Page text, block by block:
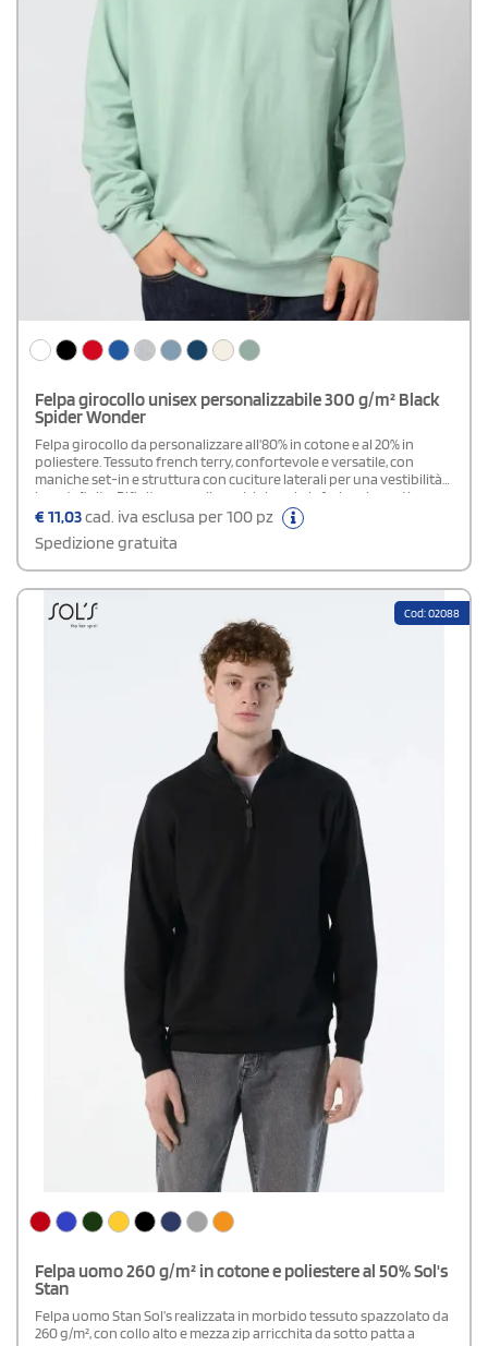
Felpa girocollo unisex personalizzabile 300 g/m² Black
Spider Wonder
Felpa girocollo da personalizzare all'80% in cotone e al 20% in
poliestere. Tessuto french terry, confortevole e versatile, con
maniche set-in e struttura con cuciture laterali per una vestibilità
ben definita. Rifinita con collo, polsini e orlo inferiore in costina,
presenta un rinforzo sul colletto per maggiore durata. Dotata di
etichetta strappabile, ideale per una personalizzazione semplice.
€11,03cad. iva esclusa per 100 pz
Spedizione gratuita
Cod: 02088
Felpa uomo 260 g/m² in cotone e poliestere al 50% Sol's
Stan
Felpa uomo Stan Sol’s realizzata in morbido tessuto spazzolato da
260 g/m², con collo alto e mezza zip arricchita da sotto patta a